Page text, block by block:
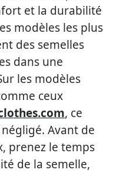
et la durabilité
modèles les plus
des semelles
dans une
les modèles
ceux
, ce
Avant de
prenez le temps
de la semelle,